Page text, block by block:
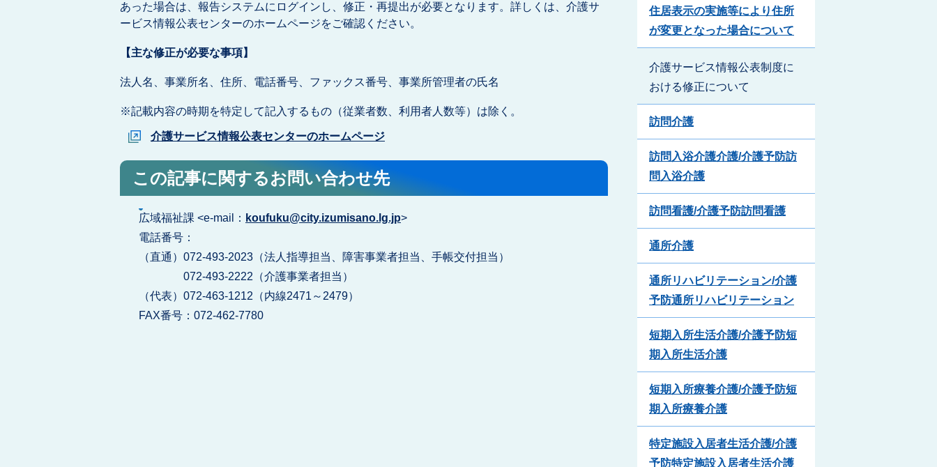
あった場合は、報告システムにログインし、修正・再提出が必要となります。詳しくは、介護サ
ービス情報公表センターのホームページをご確認ください。
【主な修正が必要な事項】
法人名、事業所名、住所、電話番号、ファックス番号、事業所管理者の氏名
※記載内容の時期を特定して記入するもの（従業者数、利用者人数等）は除く。
介護サービス情報公表センターのホームページ
この記事に関するお問い合わせ先
広域福祉課 <e-mail： koufuku@city.izumisano.lg.jp>
電話番号：
（直通）072-493-2023（法人指導担当、障害事業者担当、手帳交付担当）
072-493-2222（介護事業者担当）
（代表）072-463-1212（内線2471～2479）
FAX番号：072-462-7780
住居表示の実施等により住所
が変更となった場合について
介護サービス情報公表制度に
おける修正について
訪問介護
訪問入浴介護介護/介護予防訪
問入浴介護
訪問看護/介護予防訪問看護
通所介護
通所リハビリテーション/介護
予防通所リハビリテーション
短期入所生活介護/介護予防短
期入所生活介護
短期入所療養介護/介護予防短
期入所療養介護
特定施設入居者生活介護/介護
予防特定施設入居者生活介護